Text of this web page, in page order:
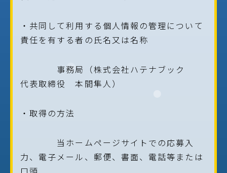
・共同して利用する個人情報の管理について
責任を有する者の氏名又は名称
事務局（株式会社ハテナブック
代表取締役 本間隼人）
・取得の方法
当ホームページサイトでの応募入
力、電子メール、郵便、書面、電話等または